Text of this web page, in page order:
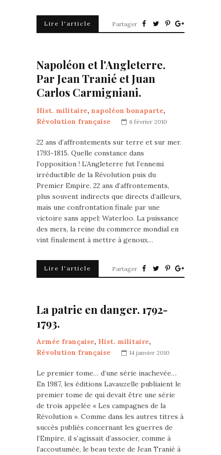
Lire l'article Partager
Napoléon et l'Angleterre.
Par Jean Tranié et Juan
Carlos Carmigniani.
Hist. militaire, napoléon bonaparte,
Révolution française
6 février 2010
22 ans d’affrontements sur terre et sur mer.
1793-1815. Quelle constance dans
l’opposition ! L’Angleterre fut l’ennemi
irréductible de la Révolution puis du
Premier Empire. 22 ans d’affrontements,
plus souvent indirects que directs d’ailleurs,
mais une confrontation finale par une
victoire sans appel: Waterloo. La puissance
des mers, la reine du commerce mondial en
vint finalement à mettre à genoux…
Lire l'article Partager
La patrie en danger. 1792-
1793.
Armée française, Hist. militaire,
Révolution française
14 janvier 2010
Le premier tome… d’une série inachevée…
En 1987, les éditions Lavauzelle publiaient le
premier tome de qui devait être une série
de trois appelée « Les campagnes de la
Révolution ». Comme dans les autres titres à
succès publiés concernant les guerres de
l’Empire, il s’agissait d’associer, comme à
l’accoutumée, le beau texte de Jean Tranié à